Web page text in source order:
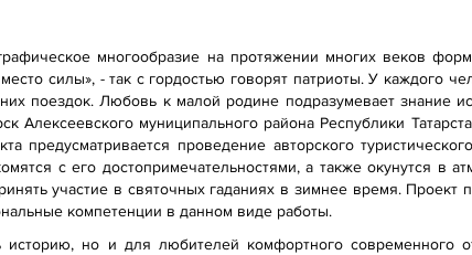
многообразие на протяжении многих веков
силы», - так с гордостью говорят патриоты. У каждого
поездок. Любовь к малой родине подразумевает знание
Алексеевского муниципального района Республики
предусматривается проведение авторского
с его достопримечательностями, а также окунутся в
участие в святочных гаданиях в зимнее время. Проект
компетенции в данном виде работы.
но и для любителей комфортного современного